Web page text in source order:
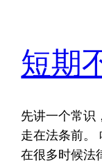
短期
先讲一个常识
走在法条前。
在很多时候法